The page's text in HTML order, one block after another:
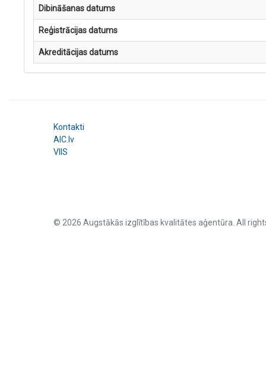
Dibināšanas datums
Reģistrācijas datums
Akreditācijas datums
Kontakti
AIC.lv
VIIS
© 2026 Augstākās izglītības kvalitātes aģentūra. All